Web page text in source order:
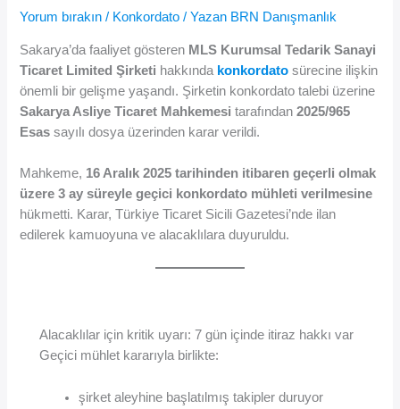
Yorum bırakın / Konkordato / Yazan BRN Danışmanlık
Sakarya’da faaliyet gösteren MLS Kurumsal Tedarik Sanayi
Ticaret Limited Şirketi hakkında konkordatosürecine ilişkin
önemli bir gelişme yaşandı. Şirketin konkordato talebi üzerine
Sakarya Asliye Ticaret Mahkemesi tarafından2025/965
Esas sayılı dosya üzerinden karar verildi.
Mahkeme, 16 Aralık 2025 tarihinden itibaren geçerli olmak
üzere 3 ay süreyle geçici konkordato mühleti verilmesine
hükmetti. Karar, Türkiye Ticaret Sicili Gazetesi’nde ilan
edilerek kamuoyuna ve alacaklılara duyuruldu.
Alacaklılar için kritik uyarı: 7 gün içinde itiraz hakkı var
Geçici mühlet kararıyla birlikte:
şirket aleyhine başlatılmış takipler duruyor